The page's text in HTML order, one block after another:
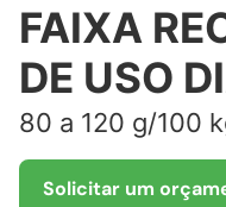
FAIXA
DE USO
80 a 120 g/100
Solicitar um